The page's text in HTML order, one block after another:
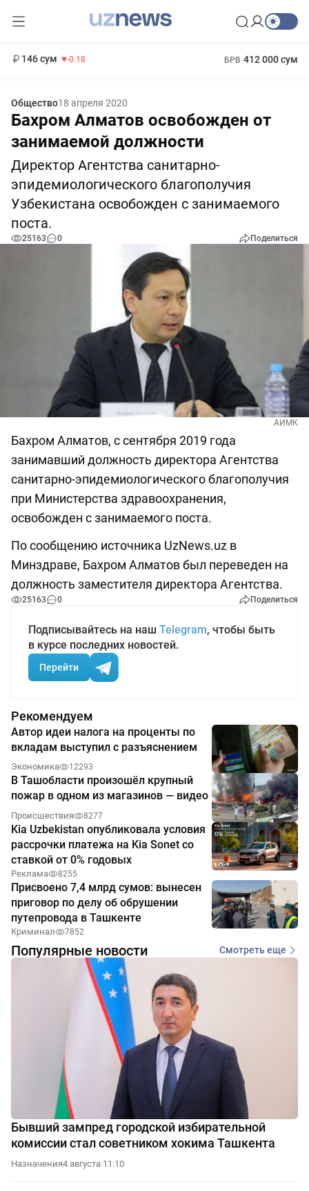
146 сум -0.18 БРВ 412 000 сум
Общество18 апреля 2020
Бахром Алматов освобожден от
занимаемой должности
Директор Агентства санитарно-
эпидемиологического благополучия
Узбекистана освобожден с занимаемого
поста.
25163 0 Поделиться
АИМК
Бахром Алматов, с сентября 2019 года
занимавший должность директора Агентства
санитарно-эпидемиологического благополучия
при Министерства здравоохранения,
освобожден с занимаемого поста.
По сообщению источника UzNews.uz в
Минздраве, Бахром Алматов был переведен на
должность заместителя директора Агентства.
25163 0 Поделиться
Подписывайтесь на наш Telegram, чтобы быть
в курсе последних новостей.
Перейти
Рекомендуем
Автор идеи налога на проценты по
вкладам выступил с разъяснением
Экономика 12293
В Ташобласти произошёл крупный
пожар в одном из магазинов — видео
Происшествия 8277
Kia Uzbekistan опубликовала условия
рассрочки платежа на Kia Sonet со
ставкой от 0% годовых
Реклама 8255
Присвоено 7,4 млрд сумов: вынесен
приговор по делу об обрушении
путепровода в Ташкенте
Криминал 7852
Популярные новости Смотреть еще
Бывший зампред городской избирательной
комиссии стал советником хокима Ташкента
Назначения4 августа 11:10